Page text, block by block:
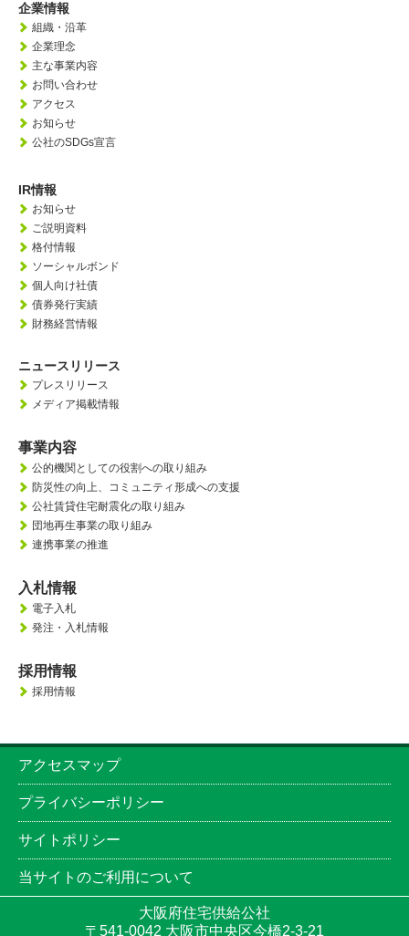
企業情報
組織・沿革
企業理念
主な事業内容
お問い合わせ
アクセス
お知らせ
公社のSDGs宣言
IR情報
お知らせ
ご説明資料
格付情報
ソーシャルボンド
個人向け社債
債券発行実績
財務経営情報
ニュースリリース
プレスリリース
メディア掲載情報
事業内容
公的機関としての役割への取り組み
防災性の向上、 コミュニティ形成への支援
公社賃貸住宅耐震化の取り組み
団地再生事業の取り組み
連携事業の推進
入札情報
電子入札
発注・入札情報
採用情報
採用情報
アクセスマップ
プライバシーポリシー
サイトポリシー
当サイトのご利用について
大阪府住宅供給公社
〒541-0042 大阪市中央区今橋2-3-21